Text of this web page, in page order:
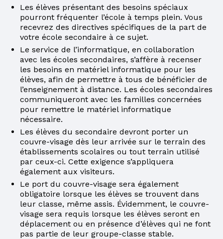
Les élèves présentant des besoins spéciaux
pourront fréquenter l’école à temps plein. Vous
recevrez des directives spécifiques de la part de
votre école secondaire à ce sujet.
Le service de l’informatique, en collaboration
avec les écoles secondaires, s’affère à recenser
les besoins en matériel informatique pour les
élèves, afin de permettre à tous de bénéficier de
l’enseignement à distance. Les écoles secondaires
communiqueront avec les familles concernées
pour remettre le matériel informatique
nécessaire.
Les élèves du secondaire devront porter un
couvre-visage dès leur arrivée sur le terrain des
établissements scolaires ou tout terrain utilisé
par ceux-ci. Cette exigence s’appliquera
également aux visiteurs.
Le port du couvre-visage sera également
obligatoire lorsque les élèves se trouvent dans
leur classe, même assis. Évidemment, le couvre-
visage sera requis lorsque les élèves seront en
déplacement ou en présence d’élèves qui ne font
pas partie de leur groupe-classe stable.